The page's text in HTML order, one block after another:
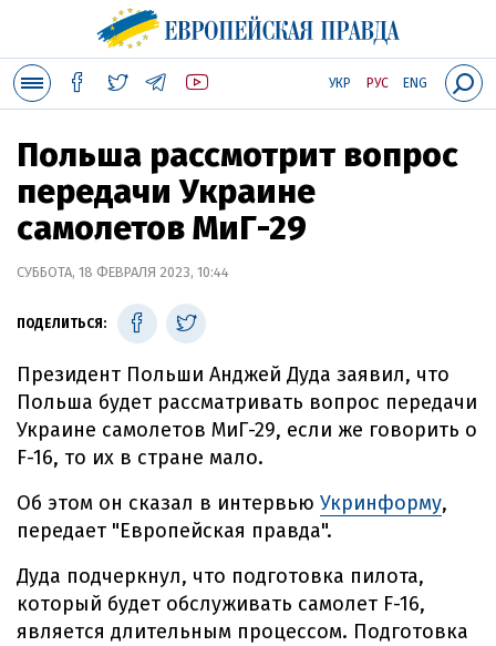
УКР РУС ENG
Польша рассмотрит вопрос
передачи Украине
самолетов МиГ-29
СУББОТА, 18 ФЕВРАЛЯ 2023, 10:44
ПОДЕЛИТЬСЯ:
Президент Польши Анджей Дуда заявил, что
Польша будет рассматривать вопрос передачи
Украине самолетов МиГ-29, если же говорить о
F-16, то их в стране мало.
Об этом он сказал в интервью Укринформу,
передает "Европейская правда".
Дуда подчеркнул, что подготовка пилота,
который будет обслуживать самолет F-16,
является длительным процессом. Подготовка